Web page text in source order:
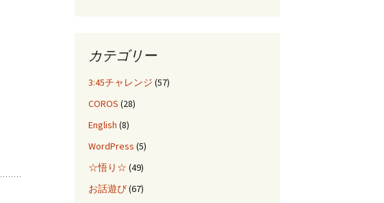
カテゴリー
3:45チャレンジ (57)
COROS (28)
English (8)
WordPress (5)
☆悟り☆ (49)
お話遊び(67)